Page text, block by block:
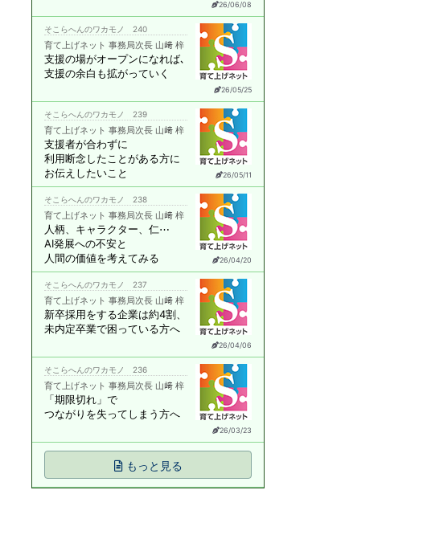
26/06/08
26/05/25
そこらへんのワカモノ 240
育て上げネット 事務局次長 山﨑 梓
支援の場がオープンになれば､
支援の余白も拡がっていく
26/05/11
そこらへんのワカモノ 239
育て上げネット 事務局次長 山﨑 梓
支援者が合わずに
利用断念したことがある方に
お伝えしたいこと
26/04/20
そこらへんのワカモノ 238
育て上げネット 事務局次長 山﨑 梓
人柄、キャラクター、仁⋯
AI発展への不安と
人間の価値を考えてみる
26/04/06
そこらへんのワカモノ 237
育て上げネット 事務局次長 山﨑 梓
新卒採用をする企業は約4割、
未内定卒業で困っている方へ
26/03/23
そこらへんのワカモノ 236
育て上げネット 事務局次長 山﨑 梓
「期限切れ」で
つながりを失ってしまう方へ
もっと見る